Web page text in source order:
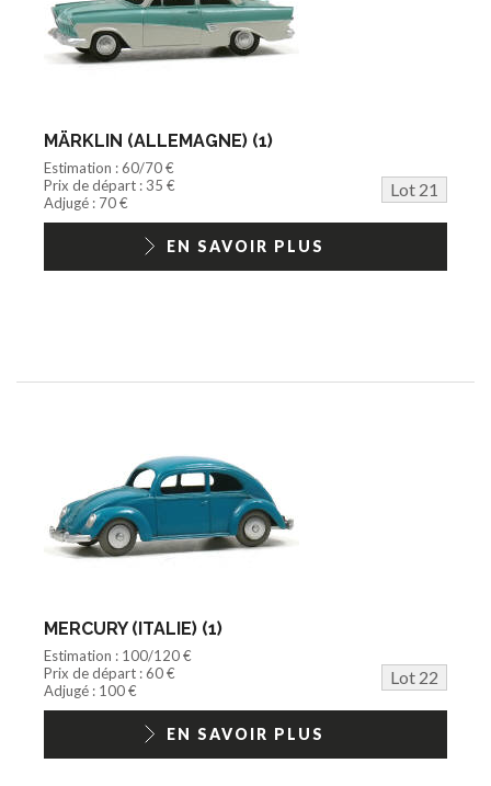
MÄRKLIN (ALLEMAGNE) (1)
Estimation : 60/70 €
Prix de départ : 35 €
Lot 21
Adjugé : 70 €
EN SAVOIR PLUS
MERCURY (ITALIE) (1)
Estimation : 100/120 €
Prix de départ : 60 €
Lot 22
Adjugé : 100 €
EN SAVOIR PLUS